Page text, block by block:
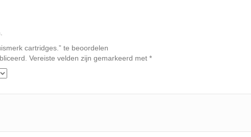
cartridges.” te beoordelen
Vereiste velden zijn gemarkeerd met *